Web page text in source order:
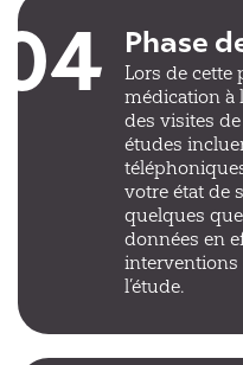
Phase
Lors de cette
médication à
des visites
études
votre état de
quelques
données en
interventions
l’étude.